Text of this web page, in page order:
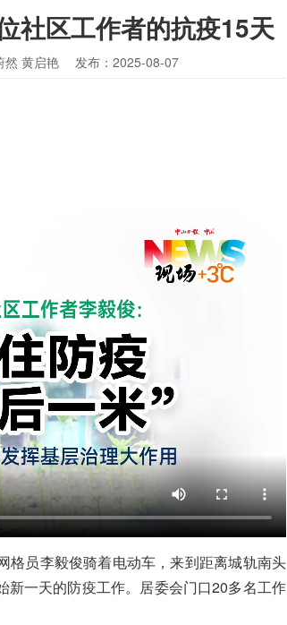
社区工作者的抗疫15天
然 黄启艳 发布：2025-08-07
格员李毅俊骑着电动车，来到距离城轨南头
一天的防疫工作。居委会门口20多名工作